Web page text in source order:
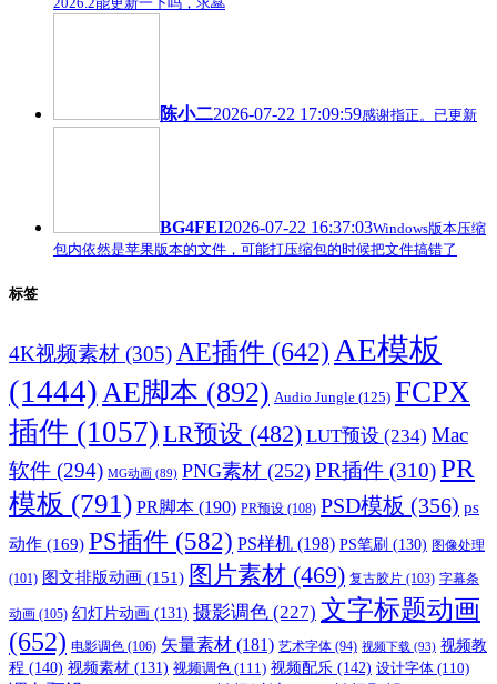
陈小二2026-07-22 17:09:59感谢指正。已更新
BG4FEI2026-07-22 16:37:03Windows版本压缩
包内依然是苹果版本的文件，可能打压缩包的时候把文件搞错了
标签
4K视频素材 (305)AE插件 (642) AE模板
(1444)AE脚本 (892) Audio Jungle (125) FCPX
插件 (1057) LR预设 (482) LUT预设 (234) Mac
软件 (294) MG动画 (89) PNG素材 (252) PR插件 (310)PR
模板 (791) PR脚本 (190) PR预设 (108) PSD模板 (356) ps
动作 (169) PS插件 (582) PS样机 (198) PS笔刷 (130) 图像处理
(101) 图文排版动画 (151) 图片素材 (469) 复古胶片 (103) 字幕条
动画 (105) 幻灯片动画 (131) 摄影调色 (227) 文字标题动画
(652) 电影调色 (106) 矢量素材 (181) 艺术字体 (94) 视频下载 (93) 视频教
程 (140) 视频素材 (131) 视频调色 (111) 视频配乐 (142) 设计字体 (110)